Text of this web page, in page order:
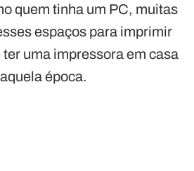
quem tinha um PC, muitas
espaços para imprimir
uma impressora em casa
época.